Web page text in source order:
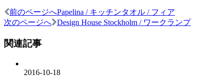
前のページへPapelina / キッチンタオル / フィア
次のページへ
Design House Stockholm / ワークランプ
関連記事
2016-10-18